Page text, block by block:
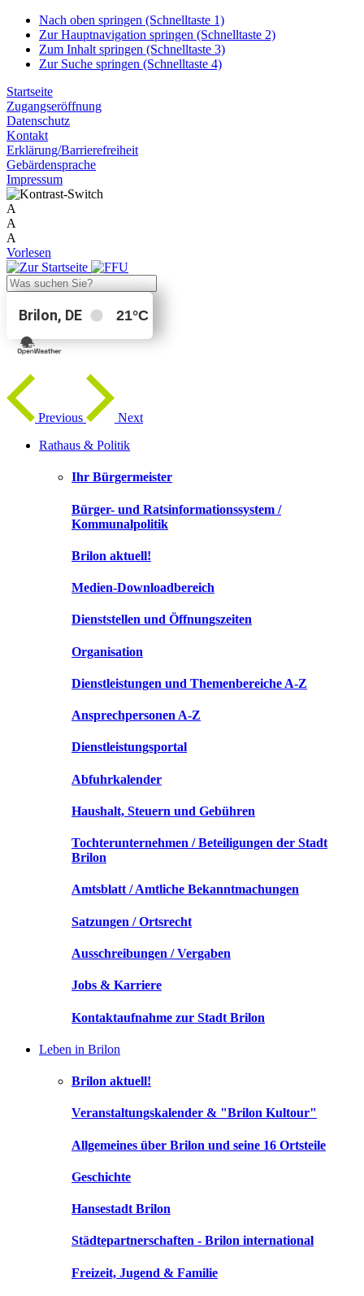
Nach oben springen (Schnelltaste 1)
Zur Hauptnavigation springen (Schnelltaste 2)
Zum Inhalt springen (Schnelltaste 3)
Zur Suche springen (Schnelltaste 4)
Startseite
Zugangseröffnung
Datenschutz
Kontakt
Erklärung/Barrierefreiheit
Gebärdensprache
Impressum
A
A
A
Vorlesen
Brilon, DE 21°C
Previous
Next
Rathaus & Politik
Ihr Bürgermeister
Bürger- und Ratsinformationssystem /
Kommunalpolitik
Brilon aktuell!
Medien-Downloadbereich
Dienststellen und Öffnungszeiten
Organisation
Dienstleistungen und Themenbereiche A-Z
Ansprechpersonen A-Z
Dienstleistungsportal
Abfuhrkalender
Haushalt, Steuern und Gebühren
Tochterunternehmen / Beteiligungen der Stadt
Brilon
Amtsblatt / Amtliche Bekanntmachungen
Satzungen / Ortsrecht
Ausschreibungen / Vergaben
Jobs & Karriere
Kontaktaufnahme zur Stadt Brilon
Leben in Brilon
Brilon aktuell!
Veranstaltungskalender & "Brilon Kultour"
Allgemeines über Brilon und seine 16 Ortsteile
Geschichte
Hansestadt Brilon
Städtepartnerschaften - Brilon international
Freizeit, Jugend & Familie